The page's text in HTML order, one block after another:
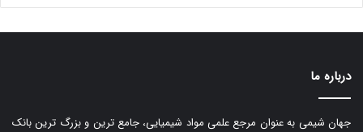
درباره ما
جهان شیمی به عنوان مرجع علمی مواد شیمیایی، جامع ترین و بزرگ ترین بانک